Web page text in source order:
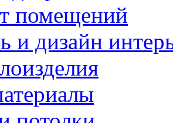
помещений
и дизайн